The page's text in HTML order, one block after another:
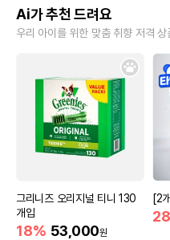
Ai가 추천 드려요
우리 아이를 위한 맞춤 취향 저격 상
그리니즈 오리지널 티니 130
개입
18% 53,000원
[2